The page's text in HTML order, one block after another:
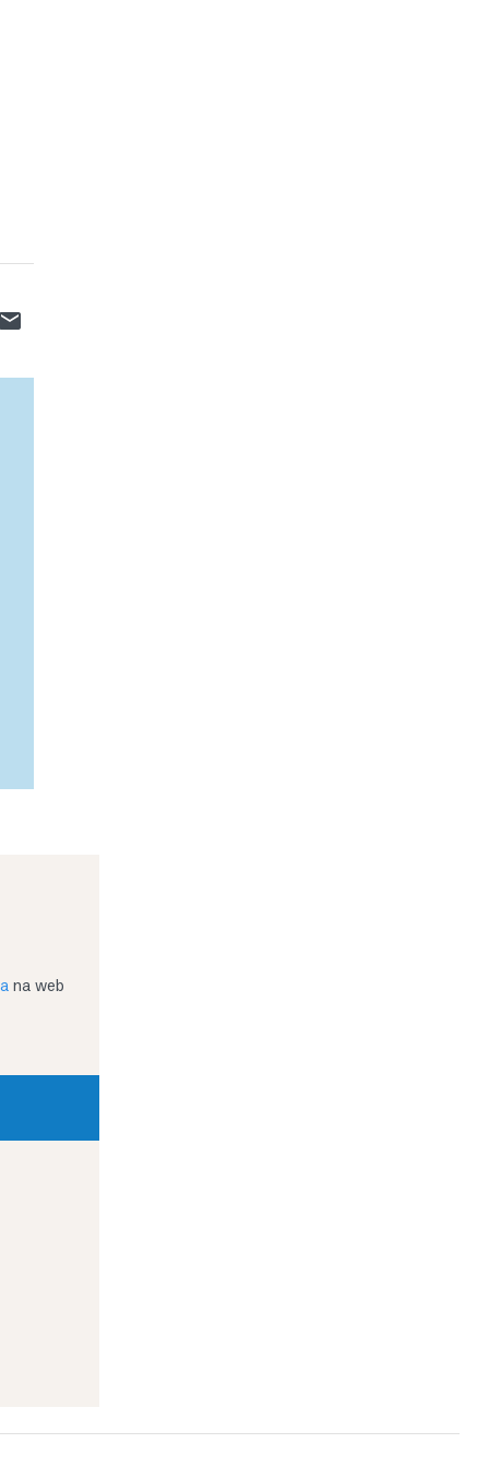
na web